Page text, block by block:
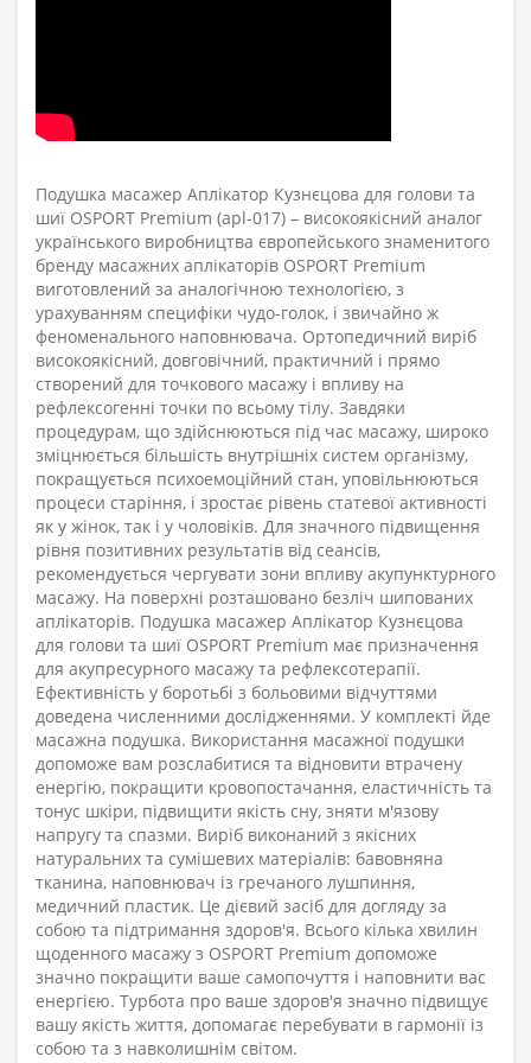
Подушка масажер Аплікатор Кузнєцова для голови та
шиї OSPORT Premium (apl-017) – високоякісний аналог
українського виробництва європейського знаменитого
бренду масажних аплікаторів OSPORT Premium
виготовлений за аналогічною технологією, з
урахуванням специфіки чудо-голок, і звичайно ж
феноменального наповнювача. Ортопедичний виріб
високоякісний, довговічний, практичний і прямо
створений для точкового масажу і впливу на
рефлексогенні точки по всьому тілу. Завдяки
процедурам, що здійснюються під час масажу, широко
зміцнюється більшість внутрішніх систем організму,
покращується психоемоційний стан, уповільнюються
процеси старіння, і зростає рівень статевої активності
як у жінок, так і у чоловіків. Для значного підвищення
рівня позитивних результатів від сеансів,
рекомендується чергувати зони впливу акупунктурного
масажу. На поверхні розташовано безліч шипованих
аплікаторів. Подушка масажер Аплікатор Кузнєцова
для голови та шиї OSPORT Premium має призначення
для акупресурного масажу та рефлексотерапії.
Ефективність у боротьбі з больовими відчуттями
доведена численними дослідженнями. У комплекті йде
масажна подушка. Використання масажної подушки
допоможе вам розслабитися та відновити втрачену
енергію, покращити кровопостачання, еластичність та
тонус шкіри, підвищити якість сну, зняти м'язову
напругу та спазми. Виріб виконаний з якісних
натуральних та сумішевих матеріалів: бавовняна
тканина, наповнювач із гречаного лушпиння,
медичний пластик. Це дієвий засіб для догляду за
собою та підтримання здоров'я. Всього кілька хвилин
щоденного масажу з OSPORT Premium допоможе
значно покращити ваше самопочуття і наповнити вас
енергією. Турбота про ваше здоров'я значно підвищує
вашу якість життя, допомагає перебувати в гармонії із
собою та з навколишнім світом.